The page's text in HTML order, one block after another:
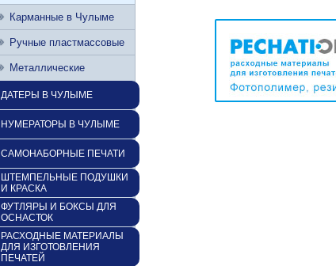
Карманные в Чулыме
Ручные пластмассовые
Металлические
ДАТЕРЫ В ЧУЛЫМЕ
НУМЕРАТОРЫ В ЧУЛЫМЕ
САМОНАБОРНЫЕ ПЕЧАТИ
ШТЕМПЕЛЬНЫЕ ПОДУШКИ
И КРАСКА
ФУТЛЯРЫ И БОКСЫ ДЛЯ
ОСНАСТОК
РАСХОДНЫЕ МАТЕРИАЛЫ
ДЛЯ ИЗГОТОВЛЕНИЯ
ПЕЧАТЕЙ